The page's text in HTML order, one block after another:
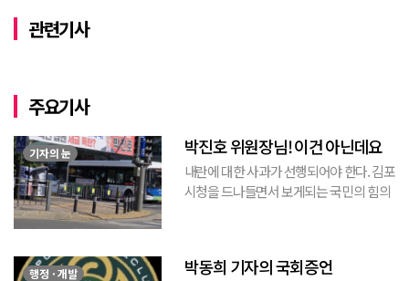
관련기사
주요기사
기자의 눈 박진호 위원장님! 이건 아닌데요
내란에 대한 사과가 선행되어야 한다. 김포
시청을 드나들면서 보게되는 국민의 힘의
이 하...
행정 · 개발 박동희 기자의 국회증언